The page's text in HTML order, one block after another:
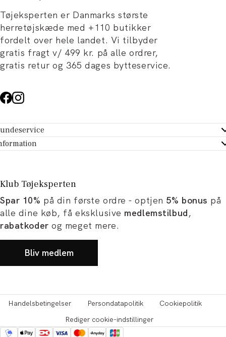
Tøjeksperten er Danmarks største
herretøjskæde med +110 butikker
fordelt over hele landet. Vi tilbyder
gratis fragt v/ 499 kr. på alle ordrer,
gratis retur og 365 dages bytteservice.
- Hjælpecenter
dit køb
Tøjeksperten
og artikler
og karriere
Klub Tøjeksperten
Spar 10% på din første ordre - optjen 5% bonus på
alle dine køb, få eksklusive medlemstilbud,
rabatkoder og meget mere.
Bliv medlem
Handelsbetingelser Persondatapolitik
Cookiepolitik
Rediger cookie-indstillinger